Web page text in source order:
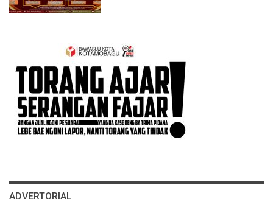
ADVERTORIAL